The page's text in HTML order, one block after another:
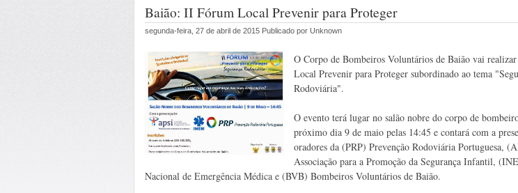
Baião: II Fórum Local Prevenir para Proteger
segunda-feira, 27 de abril de 2015 Publicado por Unknown
O Corpo de Bombeiros Voluntários de Baião vai
Local Prevenir para Proteger subordinado ao tema
Rodoviária".
O evento terá lugar no salão nobre do corpo de
próximo dia 9 de maio pelas 14:45 e contará com a
oradores da (PRP) Prevenção Rodoviária Portuguesa,
Associação para a Promoção da Segurança Infantil,
Nacional de Emergência Médica e (BVB) Bombeiros Voluntários de Baião.